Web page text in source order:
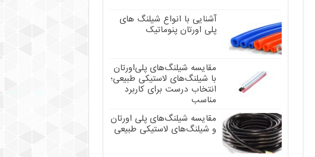
آشنایی با انواع شیلنگ های
پلی اورتان پنوماتیک
مقایسه شیلنگ‌های پلی‌اورتان
با شیلنگ‌های لاستیکی طبیعی؛
انتخاب درست برای کاربرد
مناسب
مقایسه شیلنگ‌های پلی اورتان
و شیلنگ‌های لاستیکی طبیعی